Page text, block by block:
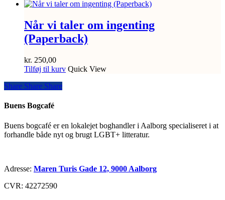
Når vi taler om ingenting
(Paperback)
kr. 250,00
Tilføj til kurv Quick View
Share
Share Share Share
Buens Bogcafé
Buens bogcafé er en lokalejet boghandler i Aalborg specialiseret i at
forhandle både nyt og brugt LGBT+ litteratur.
Adresse: Maren Turis Gade 12, 9000 Aalborg
CVR: 42272590